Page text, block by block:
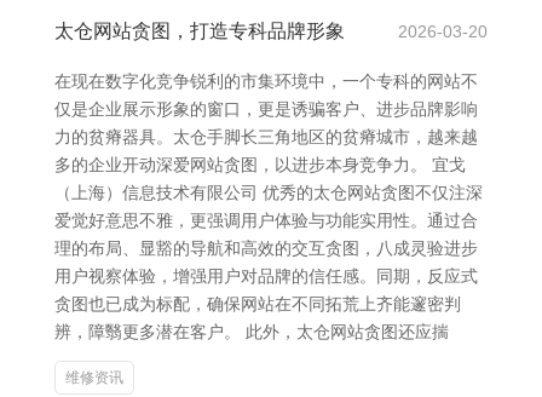
太仓网站贪图，打造专科品牌形象 2026-03-20
在现在数字化竞争锐利的市集环境中，一个专科的网站不
仅是企业展示形象的窗口，更是诱骗客户、进步品牌影响
力的贫瘠器具。太仓手脚长三角地区的贫瘠城市，越来越
多的企业开动深爱网站贪图，以进步本身竞争力。 宜戈
（上海）信息技术有限公司 优秀的太仓网站贪图不仅注深
爱觉好意思不雅，更强调用户体验与功能实用性。通过合
理的布局、显豁的导航和高效的交互贪图，八成灵验进步
用户视察体验，增强用户对品牌的信任感。同期，反应式
贪图也已成为标配，确保网站在不同拓荒上齐能邃密判
辨，障翳更多潜在客户。 此外，太仓网站贪图还应揣
维修资讯